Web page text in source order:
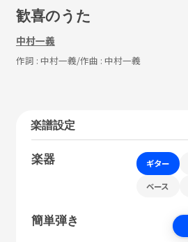
歓喜のうた
中村一義
作詞 : 中村一義/作曲 : 中村一義
楽譜設定
楽器 ギター
ベース
簡単弾き